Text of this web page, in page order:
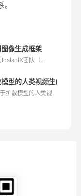
像生成框架
InstantX团队（...
型的人类视频生成框架
扩散模型的人类视